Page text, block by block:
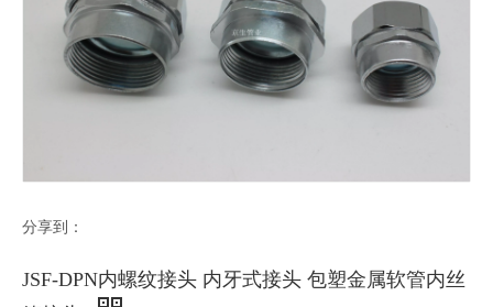
分享到：
JSF-DPN内螺纹接头 内牙式接头 包塑金属软管内丝